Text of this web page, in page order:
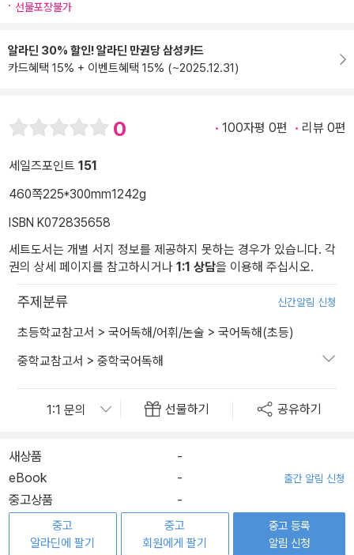
선물포장불가
알라딘 30% 할인! 알라딘 만권당 삼성카드
카드혜택 15% + 이벤트혜택 15% (~2025.12.31)
0 100자평 0편 리뷰 0편
세일즈포인트 151
460쪽225*300mm1242g
ISBN K072835658
세트도서는 개별 서지 정보를 제공하지 못하는 경우가 있습니다. 각
권의 상세 페이지를 참고하시거나 1:1 상담을 이용해 주십시오.
주제분류 신간알림 신청
초등학교참고서 > 국어독해/어휘/논술 > 국어독해(초등)
중학교참고서 > 중학국어독해
선물하기 공유하기
새상품
-
eBook
- 출간 알림 신청
중고상품 -
중고
알라딘에 팔기
중고
회원에게 팔기
중고 등록
알림 신청